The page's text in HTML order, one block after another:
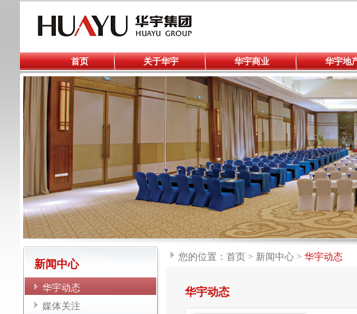
首页 关于华宇 华宇商业 华宇地
新闻中心
华宇动态
媒体关注
您的位置： 首页 > 新闻中心 > 华宇动态
华宇动态